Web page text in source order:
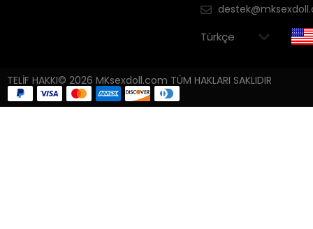
TELİF HAKKI© 2026 MKsexdoll.com TÜM HAKLARI SAKLIDIR